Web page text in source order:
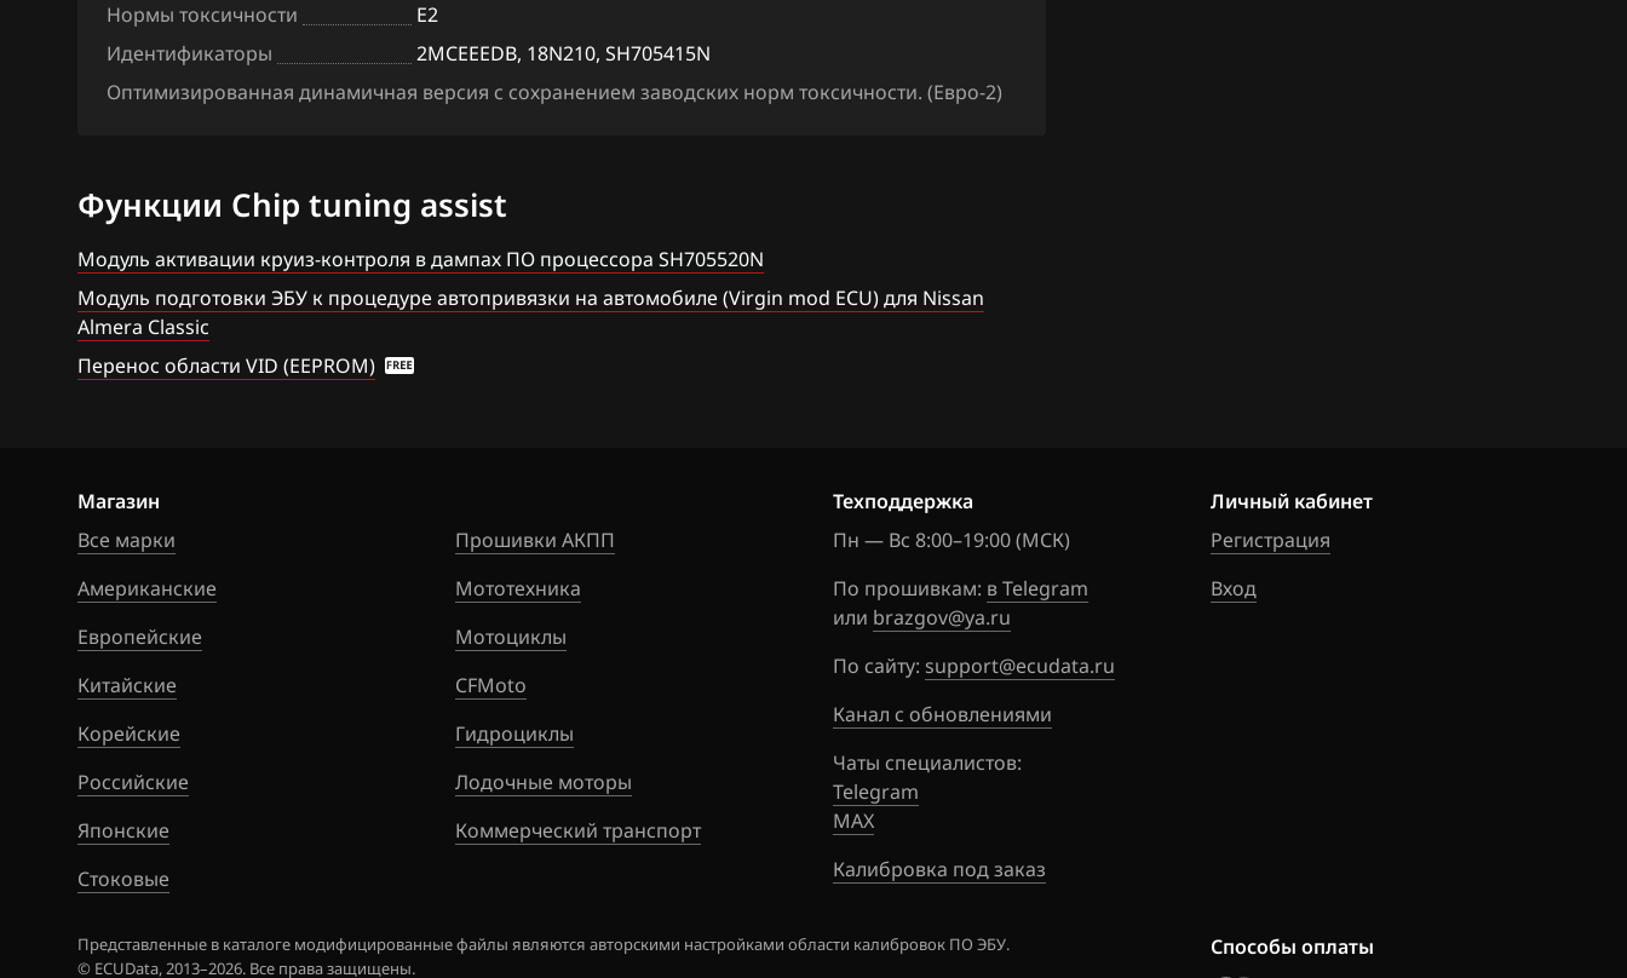
BMW
Changan
Chenglong
Chery
Chevrolet
Dacia
Daewoo
DAF
Derways
Dodge
Dongfeng
Exeed
Extreme moto
FAW
Fiat
Hitachi SH7253xx
Mitsubishi Melco SH7058
Siemens EMS 3120
Siemens EMS 3125
Siemens SID 310
Lafesta
Liberty
Qashqai, Dualis, Rogue
Quest
Serena
Нормы токсичности
E2
Идентификаторы
2MCEEEDB, 18N210, SH705415N
Оптимизированная динамичная версия с сохранением заводских норм токсичности. (Евро-2)
Функции Chip tuning assist
Модуль активации круиз-контроля в дампах ПО процессора SH705520N
Модуль подготовки ЭБУ к процедуре автопривязки на автомобиле (Virgin mod ECU) для Nissan
Almera Classic
Перенос области VID (EEPROM)
Магазин
Все марки
Американские
Европейские
Китайские
Корейские
Российские
Японские
Стоковые
Прошивки АКПП
Мототехника
Мотоциклы
CFMoto
Гидроциклы
Лодочные моторы
Коммерческий транспорт
Техподдержка
Пн — Вс 8:00–19:00 (МСК)
По прошивкам: в Telegram
или brazgov@ya.ru
По сайту: support@ecudata.ru
Канал с обновлениями
Чаты специалистов:
Telegram
MAX
Калибровка под заказ
Личный кабинет
Регистрация
Вход
Представленные в каталоге модифицированные файлы являются авторскими настройками области калибровок ПО ЭБУ.
© ECUData, 2013–2026. Все права защищены.
Способы оплаты